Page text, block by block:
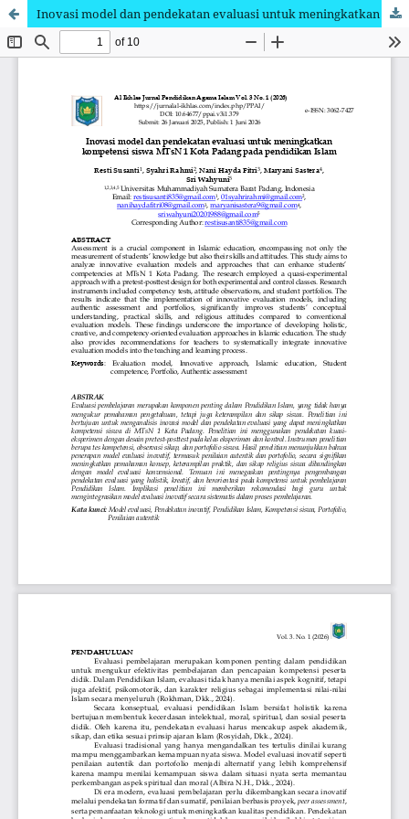
Inovasi model dan pendekatan evaluasi untuk meningkatkan kompetensi siswa MTsN 1 Kota Padang pada pendidikan Islam